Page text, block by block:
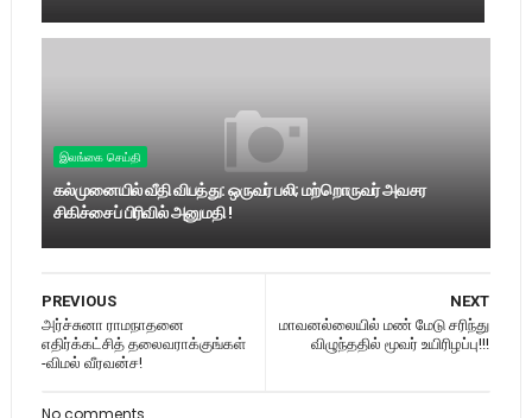
இலங்கை செய்தி
கல்முனையில் வீதி விபத்து: ஒருவர் பலி; மற்றொருவர் அவசர
சிகிச்சைப் பிரிவில் அனுமதி !
NEXT
மாவனல்லையில் மண் மேடு சரிந்து
விழுந்ததில் மூவர் உயிரிழப்பு!!!
PREVIOUS
அர்ச்சுனா ராமநாதனை
எதிர்க்கட்சித் தலைவராக்குங்கள்
-விமல் வீரவன்ச!
No comments